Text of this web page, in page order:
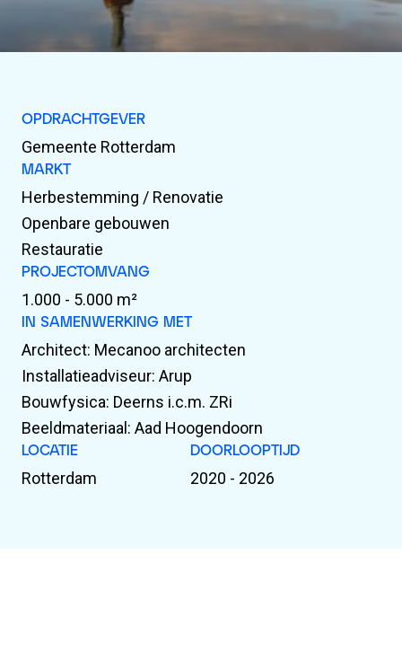
OPDRACHTGEVER
Gemeente Rotterdam
MARKT
Herbestemming / Renovatie
Openbare gebouwen
Restauratie
PROJECTOMVANG
1.000 - 5.000 m²
IN SAMENWERKING MET
Architect: Mecanoo architecten
Installatieadviseur: Arup
Bouwfysica: Deerns i.c.m. ZRi
Beeldmateriaal: Aad Hoogendoorn
LOCATIE
Rotterdam
DOORLOOPTIJD
2020 - 2026